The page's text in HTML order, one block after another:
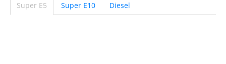
Super E5 Super E10 Diesel